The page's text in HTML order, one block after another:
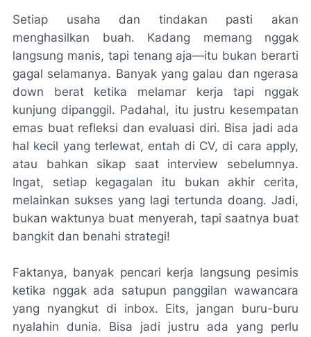
Setiap usaha dan tindakan pasti akan
menghasilkan buah. Kadang memang nggak
langsung manis, tapi tenang aja—itu bukan berarti
gagal selamanya. Banyak yang galau dan ngerasa
down berat ketika melamar kerja tapi nggak
kunjung dipanggil. Padahal, itu justru kesempatan
emas buat refleksi dan evaluasi diri. Bisa jadi ada
hal kecil yang terlewat, entah di CV, di cara apply,
atau bahkan sikap saat interview sebelumnya.
Ingat, setiap kegagalan itu bukan akhir cerita,
melainkan sukses yang lagi tertunda doang. Jadi,
bukan waktunya buat menyerah, tapi saatnya buat
bangkit dan benahi strategi!
Faktanya, banyak pencari kerja langsung pesimis
ketika nggak ada satupun panggilan wawancara
yang nyangkut di inbox. Eits, jangan buru-buru
nyalahin dunia. Bisa jadi justru ada yang perlu